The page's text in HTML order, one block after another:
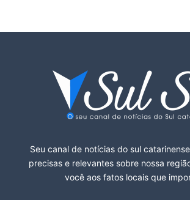
Seu canal de notícias do sul
precisas e relevantes sobre nossa
você aos fatos locais que